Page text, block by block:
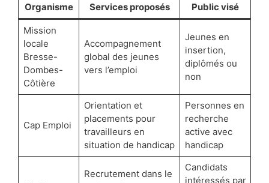
Organisme Services proposés Public visé
Mission
locale
Bresse-
Dombes-
Côtière
Accompagnement
global des jeunes
vers l’emploi
Jeunes en
insertion,
diplômés ou
non
Cap Emploi
Orientation et
placements pour
travailleurs en
situation de handicap
Personnes en
recherche
active avec
handicap
Recrutement dans le
Candidats
intéressés par